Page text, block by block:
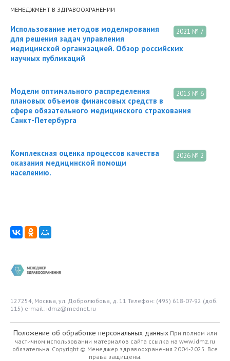
МЕНЕДЖМЕНТ В ЗДРАВООХРАНЕНИИ
2021 № 7
Использование методов моделирования
для решения задач управления
медицинской организацией. Обзор российских
научных публикаций
2013 № 6
Модели оптимального распределения
плановых объемов финансовых средств в
сфере обязательного медицинского страхования
Санкт-Петербурга
2026 № 2
Комплексная оценка процессов качества
оказания медицинской помощи
населению.
127254, Москва, ул. Добролюбова, д. 11 Телефон: (495) 618-07-92 (доб.
115) e-mail: idmz@mednet.ru
Положение об обработке персональных данныхПри полном или
частичном использовании материалов сайта ссылка на www.idmz.ru
обязательна. Copyright © Менеджер здравоохранения 2004-2025. Все
права защищены.